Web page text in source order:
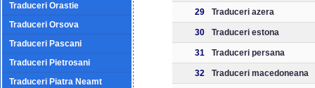
Traduceri Orastie
Traduceri Orsova
Traduceri Pascani
Traduceri Pietrosani
Traduceri Piatra Neamt
29 Traduceri azera
30 Traduceri estona
31 Traduceri persana
32 Traduceri macedoneana